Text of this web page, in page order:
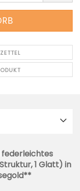
federleichtes
1 Glatt) in